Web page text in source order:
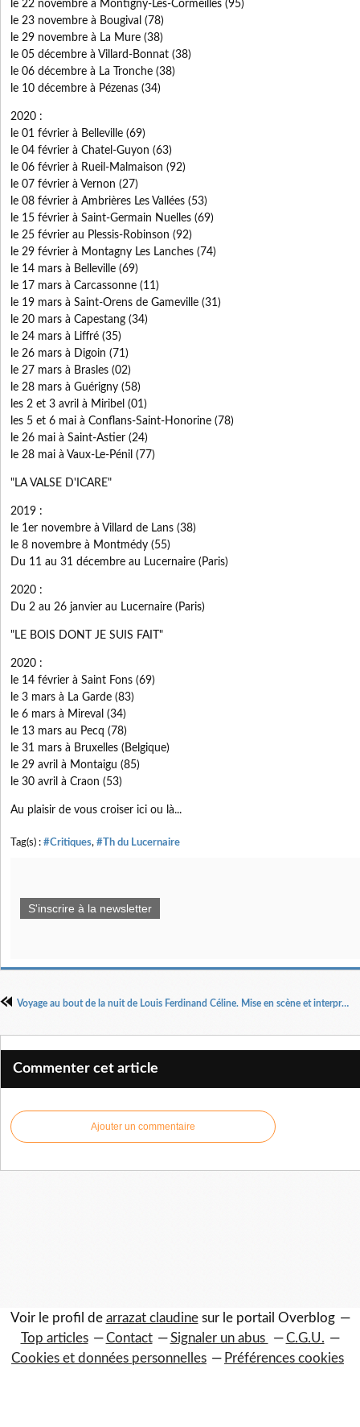
le 22 novembre à Montigny-Les-Cormeilles (95)
le 23 novembre à Bougival (78)
le 29 novembre à La Mure (38)
le 05 décembre à Villard-Bonnat (38)
le 06 décembre à La Tronche (38)
le 10 décembre à Pézenas (34)
2020 :
​le 01 février à Belleville (69)
le 04 février à Chatel-Guyon (63)
le 06 février à Rueil-Malmaison (92)
le 07 février à Vernon (27)
le 08 février à Ambrières Les Vallées (53)
le 15 février à Saint-Germain Nuelles (69)
le 25 février au Plessis-Robinson (92)
le 29 février à Montagny Les Lanches (74)
le 14 mars à Belleville (69)
le 17 mars à Carcassonne (11)
le 19 mars à Saint-Orens de Gameville (31)
le 20 mars à Capestang (34)
le 24 mars à Liffré (35)
le 26 mars à Digoin (71)
le 27 mars à Brasles (02)
le 28 mars à Guérigny (58)
les 2 et 3 avril à Miribel (01)
les 5 et 6 mai à Conflans-Saint-Honorine (78)
le 26 mai à Saint-Astier (24)
le 28 mai à Vaux-Le-Pénil (77)
"LA VALSE D'ICARE"
2019 :
le 1er novembre à Villard de Lans (38)
le 8 novembre à Montmédy (55)
Du 11 au 31 décembre au Lucernaire (Paris)
2020 :
Du 2 au 26 janvier au Lucernaire (Paris)
"LE BOIS DONT JE SUIS FAIT"
2020 :
le 14 février à Saint Fons (69)
le 3 mars à La Garde (83)
le 6 mars à Mireval (34)
le 13 mars au Pecq (78)
le 31 mars à Bruxelles (Belgique)
le 29 avril à Montaigu (85)
le 30 avril à Craon (53)
Au plaisir de vous croiser ici ou là...
Tag(s) : #Critiques, #Th du Lucernaire
S'inscrire à la newsletter
Voyage au bout de la nuit de Louis Ferdinand Céline. Mise en scène et interprété par Franck Desmedt
Commenter cet article
Ajouter un commentaire
Voir le profil de arrazat claudinesur le portail Overblog
Top articles
Contact Signaler un abus
C.G.U.
Cookies et données personnelles
Préférences cookies